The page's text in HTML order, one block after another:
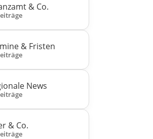
& Co.
& Fristen
News
& Co.